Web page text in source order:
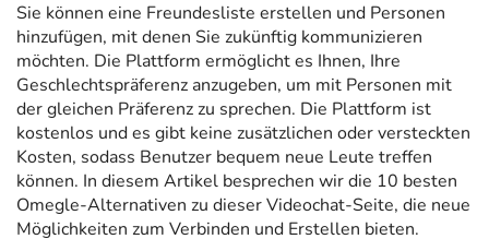
Sie können eine Freundesliste erstellen und Personen
hinzufügen, mit denen Sie zukünftig kommunizieren
möchten. Die Plattform ermöglicht es Ihnen, Ihre
Geschlechtspräferenz anzugeben, um mit Personen mit
der gleichen Präferenz zu sprechen. Die Plattform ist
kostenlos und es gibt keine zusätzlichen oder versteckten
Kosten, sodass Benutzer bequem neue Leute treffen
können. In diesem Artikel besprechen wir die 10 besten
Omegle-Alternativen zu dieser Videochat-Seite, die neue
Möglichkeiten zum Verbinden und Erstellen bieten.